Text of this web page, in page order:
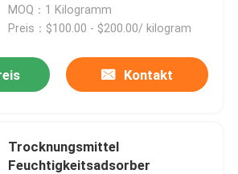
MOQ：1 Kilogramm
Preis：$100.00 - $200.00/ kilogram
Kontakt
Trocknungsmittel
Feuchtigkeitsadsorber